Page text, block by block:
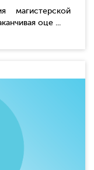
магистерской
оце ...